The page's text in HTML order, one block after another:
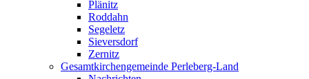
Plänitz
Roddahn
Segeletz
Sieversdorf
Zernitz
Gesamtkirchengemeinde Perleberg-Land